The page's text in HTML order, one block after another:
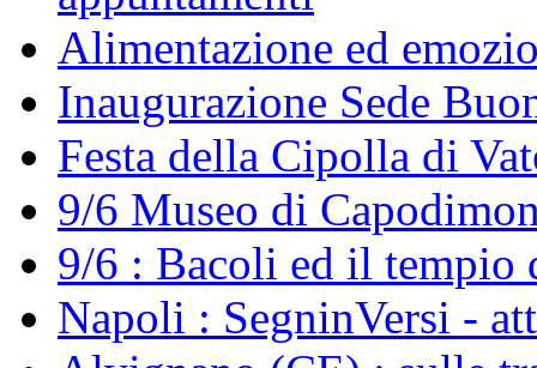
Alimentazione ed
Inaugurazione Sede
Festa della Cipolla di
9/6 Museo di
9/6 : Bacoli ed il tempio
Napoli : SegninVersi -